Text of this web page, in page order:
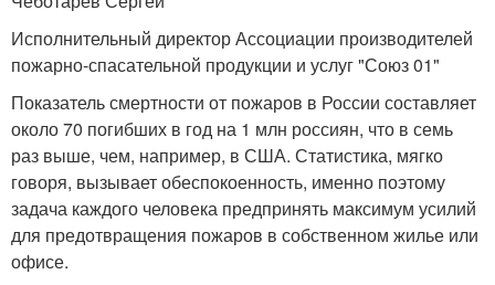
Исполнительный директор Ассоциации производителей
пожарно-спасательной продукции и услуг "Союз 01"
Показатель смертности от пожаров в России составляет
около 70 погибших в год на 1 млн россиян, что в семь
раз выше, чем, например, в США. Статистика, мягко
говоря, вызывает обеспокоенность, именно поэтому
задача каждого человека предпринять максимум усилий
для предотвращения пожаров в собственном жилье или
офисе.